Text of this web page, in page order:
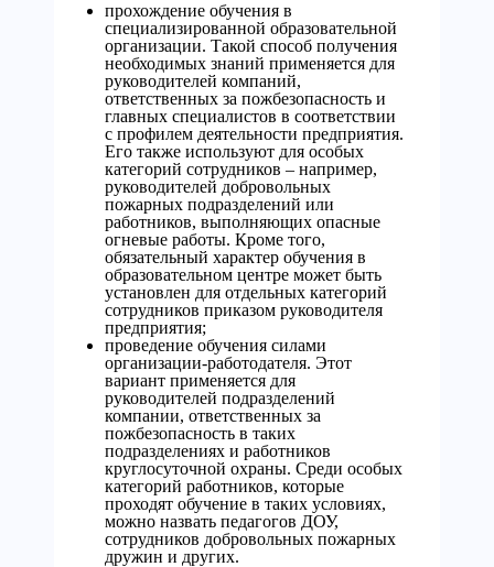
прохождение обучения в
специализированной образовательной
организации. Такой способ получения
необходимых знаний применяется для
руководителей компаний,
ответственных за пожбезопасность и
главных специалистов в соответствии
с профилем деятельности предприятия.
Его также используют для особых
категорий сотрудников – например,
руководителей добровольных
пожарных подразделений или
работников, выполняющих опасные
огневые работы. Кроме того,
обязательный характер обучения в
образовательном центре может быть
установлен для отдельных категорий
сотрудников приказом руководителя
предприятия;
проведение обучения силами
организации-работодателя. Этот
вариант применяется для
руководителей подразделений
компании, ответственных за
пожбезопасность в таких
подразделениях и работников
круглосуточной охраны. Среди особых
категорий работников, которые
проходят обучение в таких условиях,
можно назвать педагогов ДОУ,
сотрудников добровольных пожарных
дружин и других.